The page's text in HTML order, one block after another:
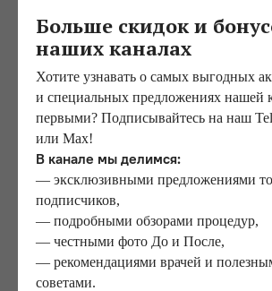
Больше скидок и
наших каналах
Хотите узнавать о самых выгодных
и специальных предложениях нашей
первыми? Подписывайтесь на наш
или Max!
В канале мы делимся:
— эксклюзивными предложениями
подписчиков,
— подробными обзорами процедур,
— честными фото До и После,
— рекомендациями врачей и
советами.
Ответы на часто
задаваемые вопросы
Как понять, нужна ли мне
щек или удаление комков Биша?
Выбор конкретного хирургического
зависит от локализации жировых
скул. Решение принимается
случае, во время личной консультации и